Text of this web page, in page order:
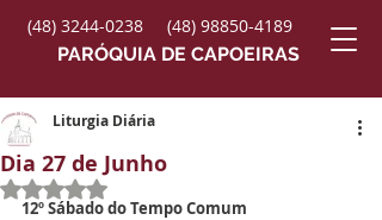
(48) 3244-0238
(48) 98850-4189
PARÓQUIA DE CAPOEIRAS
Dia 27 de Junho
Liturgia Diária
Avaliado com NaN de 5 estrelas.
12º Sábado do Tempo Comum